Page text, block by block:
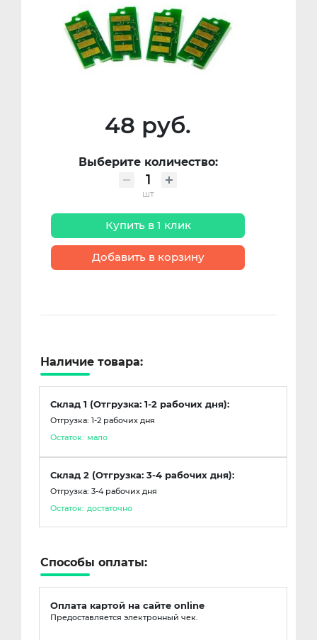
48 руб.
Выберите количество:
шт
Купить в 1 клик
Добавить в корзину
Наличие товара:
Склад 1 (Отгрузка: 1-2 рабочих дня):
Отгрузка: 1-2 рабочих дня
Остаток: мало
Склад 2 (Отгрузка: 3-4 рабочих дня):
Отгрузка: 3-4 рабочих дня
Остаток: достаточно
Способы оплаты:
Оплата картой на сайте online
Предоставляется электронный чек.